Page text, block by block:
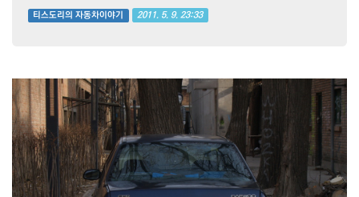
티스도리의 자동차이야기 2011. 5. 9. 23:33